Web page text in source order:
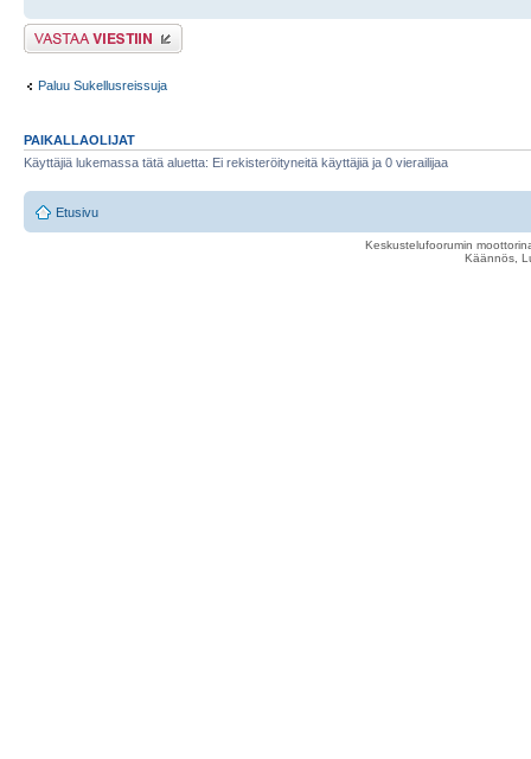
Lähetä vastaus
Paluu Sukellusreissuja
PAIKALLAOLIJAT
Käyttäjiä lukemassa tätä aluetta: Ei rekisteröityneitä käyttäjiä ja 0 vierailijaa
Etusivu
Keskustelufoorumin
Käännös,